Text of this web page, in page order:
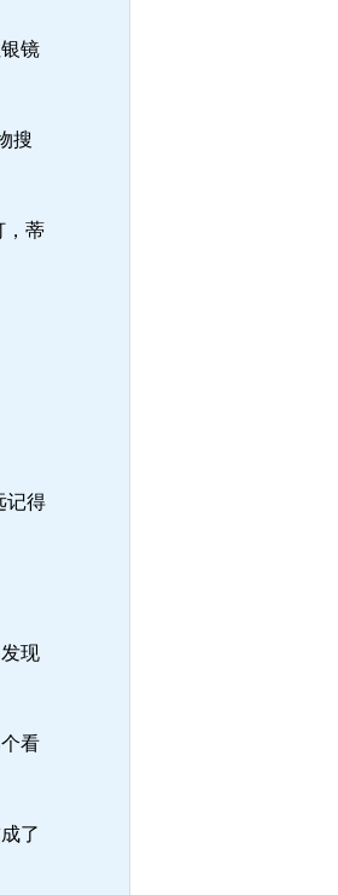
镜
搜
，蒂
记得
现
看
了